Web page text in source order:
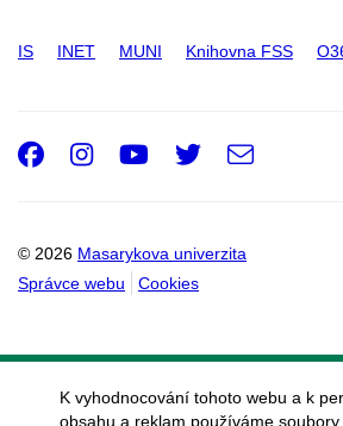
IS INET MUNI Knihovna FSS
© 2026 Masarykova univerzita
Správce webu
Cookies
Facebook
Instagram
Youtube
Twitter
e-
K vyhodnocování tohoto webu a k
obsahu a reklam používáme